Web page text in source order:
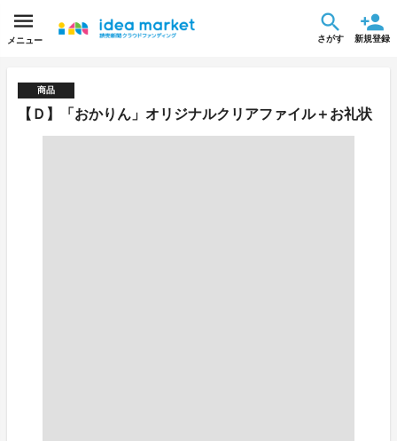
メニュー さがす 新規登録
商品
【Ｄ】「おかりん」オリジナルクリアファイル＋お礼状